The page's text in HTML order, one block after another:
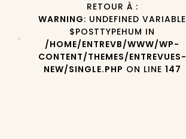
RETOUR À :
WARNING: UNDEFINED VARIABLE
$POSTTYPEHUM IN
/HOME/ENTREVB/WWW/WP-
CONTENT/THEMES/ENTREVUES-
NEW/SINGLE.PHP ON LINE 147